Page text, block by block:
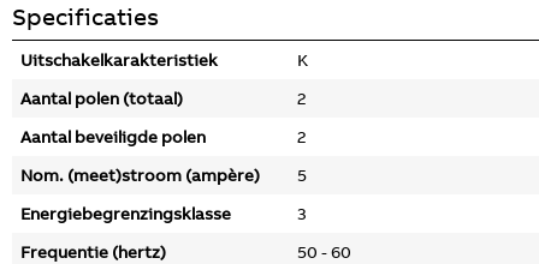
Specificaties
Uitschakelkarakteristiek
K
Aantal polen (totaal)
2
Aantal beveiligde polen
2
Nom. (meet)stroom (ampère)
5
Energiebegrenzingsklasse
3
Frequentie (hertz)
50 - 60